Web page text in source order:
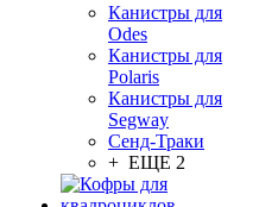
Канистры для
Odes
Канистры для
Polaris
Канистры для
Segway
Сенд-Траки
+ ЕЩЕ 2